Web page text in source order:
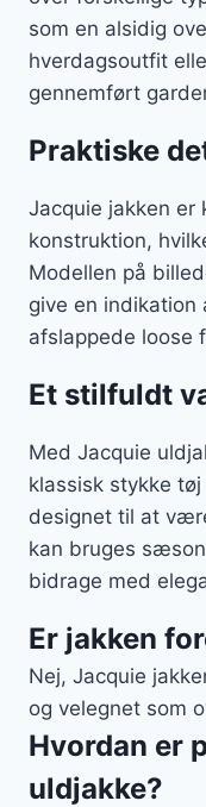
som en alsidig
hverdagsoutfit
gennemført
Praktiske
Jacquie jakken er
konstruktion,
Modellen på
give en indikation
afslappede loose
Et stilfuldt
Med Jacquie
klassisk stykke
designet til at
kan bruges
bidrage med
Er jakken
Nej, Jacquie
og velegnet som
Hvordan er
uldjakke?